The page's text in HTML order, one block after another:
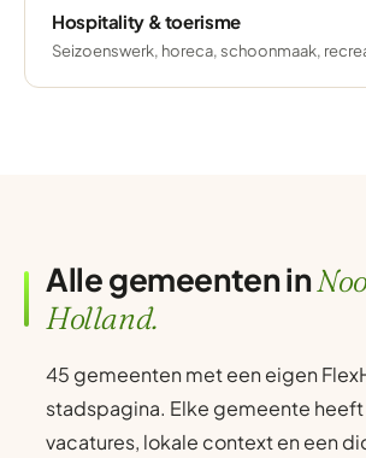
Hospitality & toerisme
Seizoenswerk, horeca, schoonmaak,
Alle gemeenten in
Holland.
45 gemeenten met een eigen
stadspagina. Elke gemeente
vacatures, lokale context en een